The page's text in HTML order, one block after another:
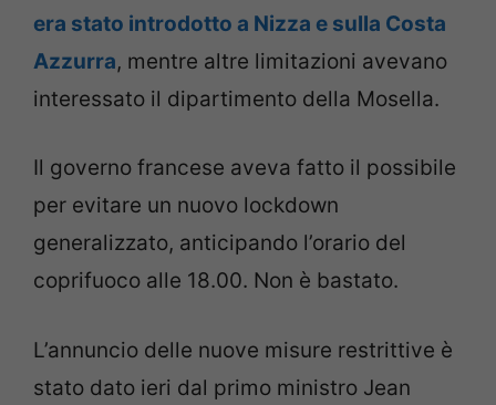
era stato introdotto a Nizza e sulla Costa
Azzurra, mentre altre limitazioni avevano
interessato il dipartimento della Mosella.
Il governo francese aveva fatto il possibile
per evitare un nuovo lockdown
generalizzato, anticipando l’orario del
coprifuoco alle 18.00. Non è bastato.
L’annuncio delle nuove misure restrittive è
stato dato ieri dal primo ministro Jean